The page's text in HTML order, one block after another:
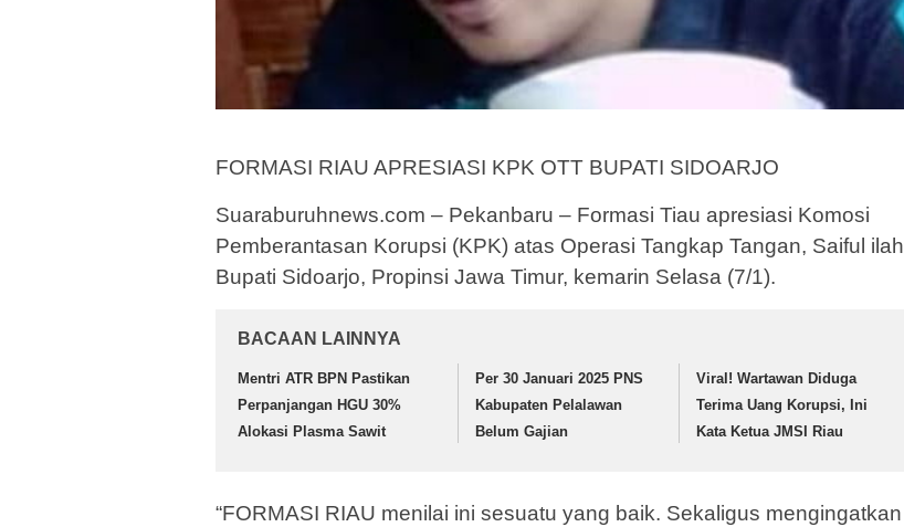
FORMASI RIAU APRESIASI KPK OTT BUPATI SIDOARJO
Suaraburuhnews.com – Pekanbaru – Formasi Tiau apresiasi Komosi
Pemberantasan Korupsi (KPK) atas Operasi Tangkap Tangan, Saiful ilah
Bupati Sidoarjo, Propinsi Jawa Timur, kemarin Selasa (7/1).
BACAAN LAINNYA
Mentri ATR BPN Pastikan
Perpanjangan HGU 30%
Alokasi Plasma Sawit
Per 30 Januari 2025 PNS
Kabupaten Pelalawan
Belum Gajian
Viral! Wartawan Diduga
Terima Uang Korupsi, Ini
Kata Ketua JMSI Riau
“FORMASI RIAU menilai ini sesuatu yang baik. Sekaligus mengingatkan